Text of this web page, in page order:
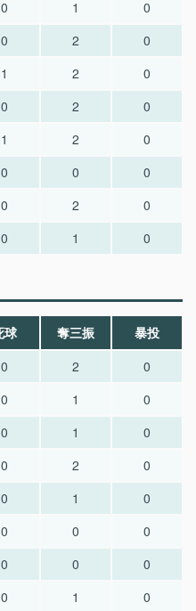
0 1
0
0 2
0
1 2
0
0 2
0
1 2
0
0 0
0
0 2
0
0 1 0
球 奪三振
暴投
0 2
0
0 1
0
0 1
0
0 2
0
0 1
0
0 0
0
0 0
0
0 1
0